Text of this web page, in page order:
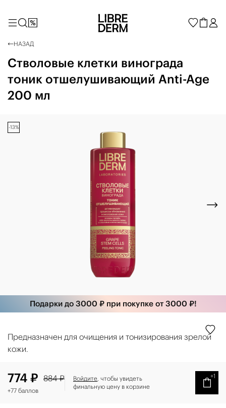
НАЗАД
Стволовые клетки винограда
тоник отшелушивающий Anti-Age
200 мл
-13%
Подарки до 3000 ₽ при покупке от 3000 ₽!
Предназначен для очищения и тонизирования зрелой
кожи.
+77 баллов
774 ₽ 884 ₽ Войдите, чтобы увидеть
финальную цену в корзине
+1